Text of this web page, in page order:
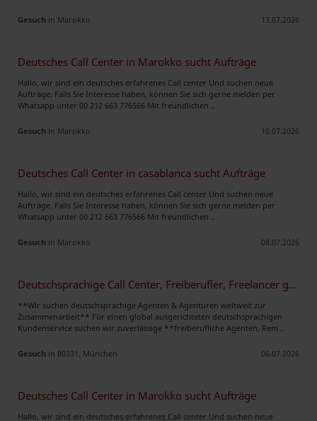
Gesuch in Marokko 13.07.2026
Deutsches Call Center in Marokko sucht Aufträge
Hallo, wir sind ein deutsches erfahrenes Call center Und suchen neue
Aufträge. Falls Sie Interesse haben, können Sie sich gerne melden per
Whatsapp unter 00 212 663 776566 Mit freundlichen ..
Gesuch in Marokko 10.07.2026
Deutsches Call Center in casablanca sucht Aufträge
Hallo, wir sind ein deutsches erfahrenes Call center Und suchen neue
Aufträge. Falls Sie Interesse haben, können Sie sich gerne melden per
Whatsapp unter 00 212 663 776566 Mit freundlichen ..
Gesuch in Marokko 08.07.2026
Deutschsprachige Call Center, Freiberufler, Freelancer gesucht
**Wir suchen deutschsprachige Agenten & Agenturen weltweit zur
Zusammenarbeit** Für einen global ausgerichteten deutschsprachigen
Kundenservice suchen wir zuverlässige **freiberufliche Agenten, Rem ..
Gesuch in 80331, München 06.07.2026
Deutsches Call Center in Marokko sucht Aufträge
Hallo, wir sind ein deutsches erfahrenes Call center Und suchen neue